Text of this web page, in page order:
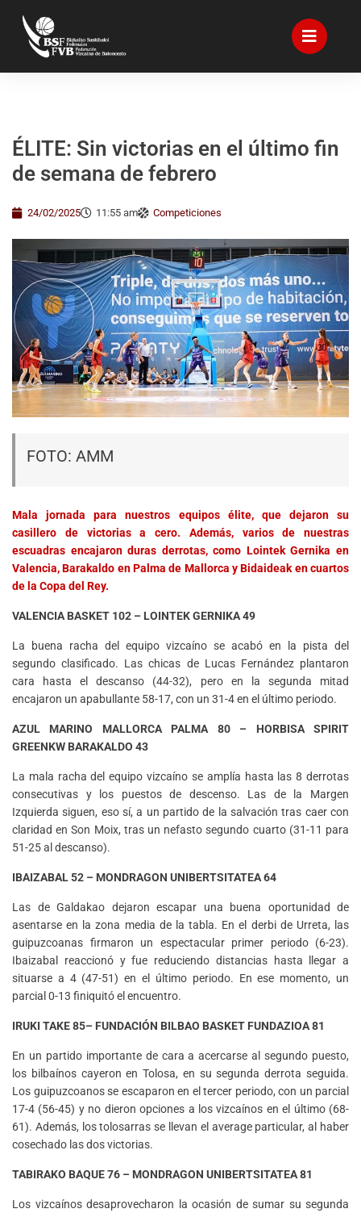
ÉLITE: Sin victorias en el último fin
de semana de febrero
24/02/2025 11:55 am Competiciones
FOTO: AMM
Mala jornada para nuestros equipos élite, que dejaron su
casillero de victorias a cero. Además, varios de nuestras
escuadras encajaron duras derrotas, como Lointek Gernika en
Valencia, Barakaldo en Palma de Mallorca y Bidaideak en cuartos
de la Copa del Rey.
VALENCIA BASKET 102 – LOINTEK GERNIKA 49
La buena racha del equipo vizcaíno se acabó en la pista del
segundo clasificado. Las chicas de Lucas Fernández plantaron
cara hasta el descanso (44-32), pero en la segunda mitad
encajaron un apabullante 58-17, con un 31-4 en el último periodo.
AZUL MARINO MALLORCA PALMA 80 – HORBISA SPIRIT
GREENKW BARAKALDO 43
La mala racha del equipo vizcaíno se amplía hasta las 8 derrotas
consecutivas y los puestos de descenso. Las de la Margen
Izquierda siguen, eso sí, a un partido de la salvación tras caer con
claridad en Son Moix, tras un nefasto segundo cuarto (31-11 para
51-25 al descanso).
IBAIZABAL 52 – MONDRAGON UNIBERTSITATEA 64
Las de Galdakao dejaron escapar una buena oportunidad de
asentarse en la zona media de la tabla. En el derbi de Urreta, las
guipuzcoanas firmaron un espectacular primer periodo (6-23).
Ibaizabal reaccionó y fue reduciendo distancias hasta llegar a
situarse a 4 (47-51) en el último periodo. En ese momento, un
parcial 0-13 finiquitó el encuentro.
IRUKI TAKE 85– FUNDACIÓN BILBAO BASKET FUNDAZIOA 81
En un partido importante de cara a acercarse al segundo puesto,
los bilbaínos cayeron en Tolosa, en su segunda derrota seguida.
Los guipuzcoanos se escaparon en el tercer periodo, con un parcial
17-4 (56-45) y no dieron opciones a los vizcaínos en el último (68-
61). Además, los tolosarras se llevan el average particular, al haber
cosechado las dos victorias.
TABIRAKO BAQUE 76 – MONDRAGON UNIBERTSITATEA 81
Los vizcaínos desaprovecharon la ocasión de sumar su segunda